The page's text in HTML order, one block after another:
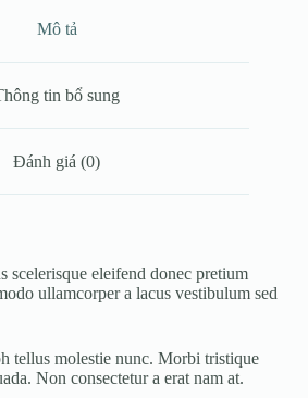
Mô tả
tin bổ sung
Đánh giá (0)
scelerisque eleifend donec pretium
ullamcorper a lacus vestibulum sed
tellus molestie nunc. Morbi tristique
Non consectetur a erat nam at.